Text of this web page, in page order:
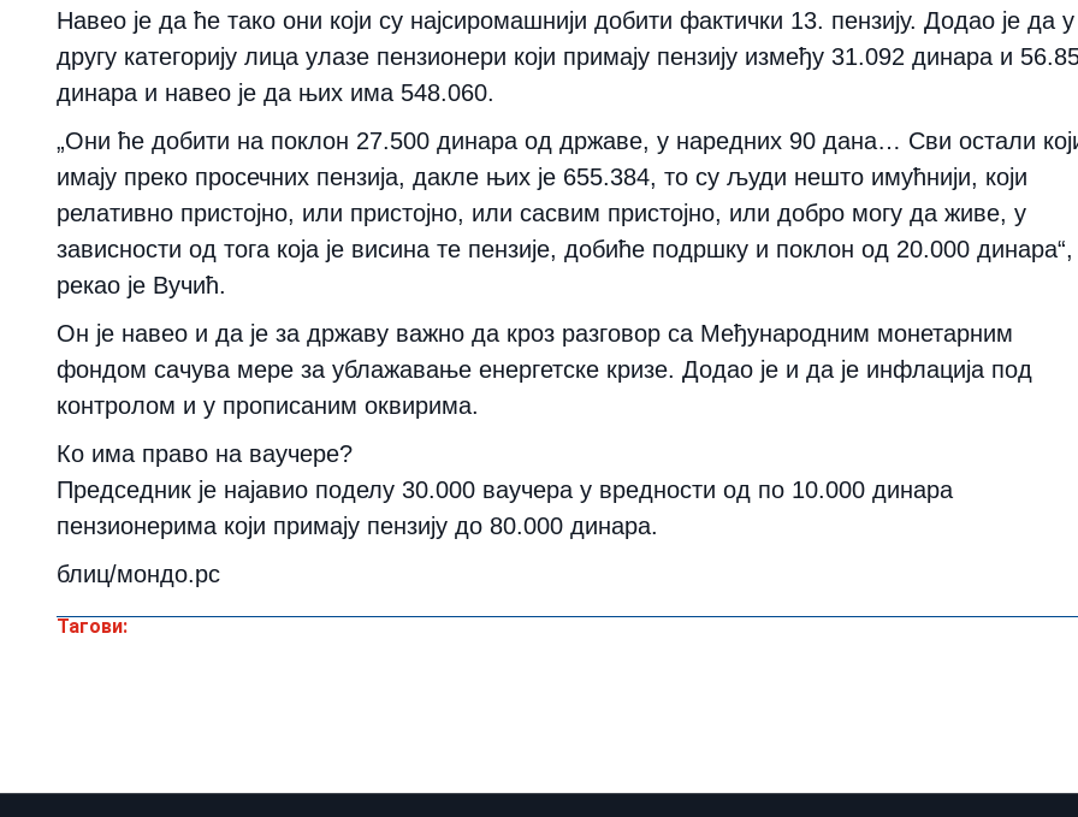
Навео је да ће тако они који су најсиромашнији добити фактички 13. пензију. Додао је да у
другу категорију лица улазе пензионери који примају пензију између 31.092 динара и
динара и навео је да њих има 548.060.
„Они ће добити на поклон 27.500 динара од државе, у наредних 90 дана… Сви остали
имају преко просечних пензија, дакле њих је 655.384, то су људи нешто имућнији, који
релативно пристојно, или пристојно, или сасвим пристојно, или добро могу да живе, у
зависности од тога која је висина те пензије, добиће подршку и поклон од 20.000 динара“,
рекао је Вучић.
Он је навео и да је за државу важно да кроз разговор са Међународним монетарним
фондом сачува мере за ублажавање енергетске кризе. Додао је и да је инфлација под
контролом и у прописаним оквирима.
Ко има право на ваучере?
Председник је најавио поделу 30.000 ваучера у вредности од по 10.000 динара
пензионерима који примају пензију до 80.000 динара.
блиц/мондо.рс
Тагови: